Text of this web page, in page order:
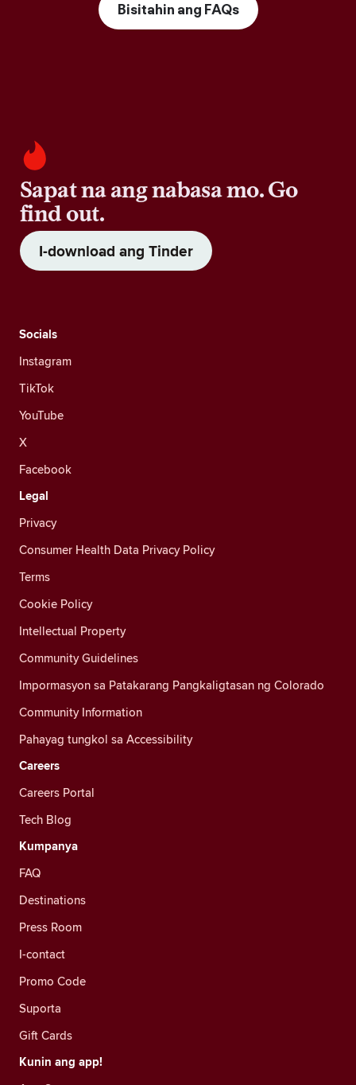
Bisitahin ang FAQs
Sapat na ang nabasa mo. Go
find out.
I-download ang Tinder
Socials
Instagram
TikTok
YouTube
X
Facebook
Legal
Privacy
Consumer Health Data Privacy Policy
Terms
Cookie Policy
Intellectual Property
Community Guidelines
Impormasyon sa Patakarang Pangkaligtasan ng Colorado
Community Information
Pahayag tungkol sa Accessibility
Careers
Careers Portal
Tech Blog
Kumpanya
FAQ
Destinations
Press Room
I-contact
Promo Code
Suporta
Gift Cards
Kunin ang app!